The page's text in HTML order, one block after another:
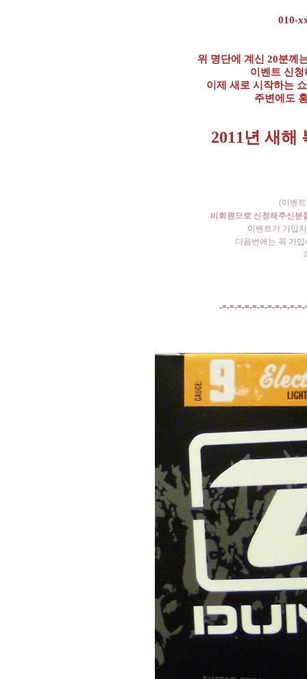
010-
위 명단에 계신 20분께
이벤트 신
이제 새로 시작하는
주변에도
2011년 새해
(이벤
비회원으로 신청해주신분
이벤트가 가입
다음번에는 꼭 가
-=-=-=-=-=-=-=-=-=-=-